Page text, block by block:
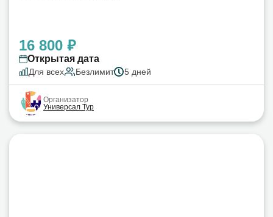
16 800 ₽
Открытая дата
Для всех Безлимит 5 дней
Организатор
Универсал Тур